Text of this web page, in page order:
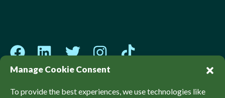
Manage Cookie Consent
To provide the best experiences, we use technologies like